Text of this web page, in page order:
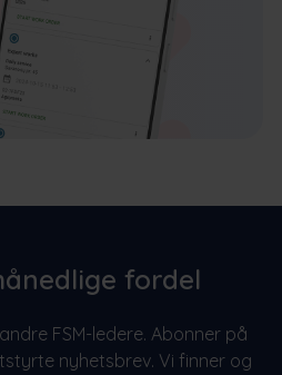
fordel
FSM-ledere. Abonner på
nyhetsbrev. Vi finner og